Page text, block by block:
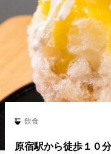
飲食
原宿駅から徒歩１０